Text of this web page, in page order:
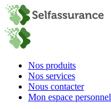
Nos produits
Nos services
Nous contacter
Mon espace personnel